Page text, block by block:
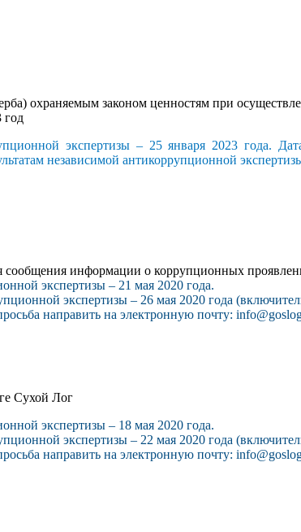
охраняемым законом ценностям при
год
экспертизы – 25 января 2023 года.
независимой антикоррупционной
информации о коррупционных
экспертизы – 21 мая 2020 года.
экспертизы – 26 мая 2020 года
направить на электронную почту:
Сухой Лог
экспертизы – 18 мая 2020 года.
экспертизы – 22 мая 2020 года
направить на электронную почту: